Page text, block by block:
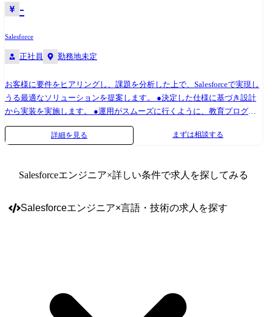
-
Salesforce
正社員 勤務地未定
お客様に要件をヒアリングし、課題を分析した上で、Salesforceで実現し
うる最適なソリューションを提案します。 ●決定した仕様に基づき設計
から実装を実施します。 ●運用がスムーズに行くように、教育プログラ
ム・フォローアッププログラムを提供し、お客様を支援します。 ●技術
知識を活かして自社ツールの開発に携わることもできます。 【業務詳
ョンの要件定義・設計業務 ・WEBサイト構築プロジェクトにおける要件
ートナー会社、制作会社とのやりとり対応。 3.プロジェクト管理業務 ・
設計 6.プリセールス業務 ・既存顧客への継続案件提案活動
詳細を見る まずは相談する
Salesforceエンジニア×詳しい条件で求人を探してみる
Salesforceエンジニア×言語・技術の求人を探す